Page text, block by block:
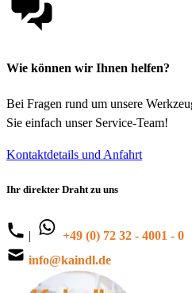
Wie können wir Ihnen helfen?
Bei Fragen rund um unsere
Sie einfach unser Service-Team!
Kontaktdetails und Anfahrt
Ihr direkter Draht zu uns
|
+49 (0) 72 32 - 4001 - 0
info@kaindl.de